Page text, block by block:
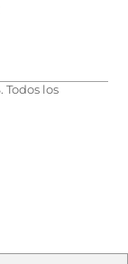
Todos los